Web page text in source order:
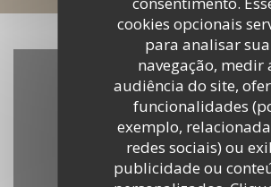
cookies opcionais
para analisar sua
navegação, medir
audiência do site,
funcionalidades
exemplo,
redes sociais) ou
publicidade ou